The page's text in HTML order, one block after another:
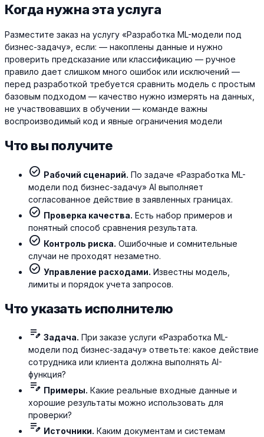
Когда нужна эта услуга
Разместите заказ на услугу «Разработка ML-модели под
бизнес-задачу», если: — накоплены данные и нужно
проверить предсказание или классификацию — ручное
правило дает слишком много ошибок или исключений —
перед разработкой требуется сравнить модель с простым
базовым подходом — качество нужно измерять на данных,
не участвовавших в обучении — команде важны
воспроизводимый код и явные ограничения модели
Что вы получите
check_circle Рабочий сценарий. По задаче «Разработка ML-
модели под бизнес-задачу» AI выполняет
согласованное действие в заявленных границах.
check_circle Проверка качества. Есть набор примеров и
понятный способ сравнения результата.
check_circle Контроль риска. Ошибочные и сомнительные
случаи не проходят незаметно.
check_circle Управление расходами. Известны модель,
лимиты и порядок учета запросов.
Что указать исполнителю
edit_note Задача. При заказе услуги «Разработка ML-
модели под бизнес-задачу» ответьте: какое действие
сотрудника или клиента должна выполнять AI-
функция?
edit_note Примеры. Какие реальные входные данные и
хорошие результаты можно использовать для
проверки?
edit_note Источники. Каким документам и системам